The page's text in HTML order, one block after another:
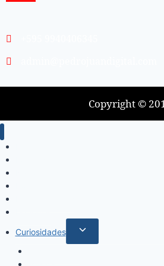
Copyright ©
Curiosidades